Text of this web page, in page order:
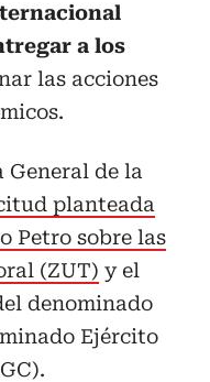
a los
las acciones
General de la
planteada
Petro sobre las
(ZUT) y el
denominado
Ejército